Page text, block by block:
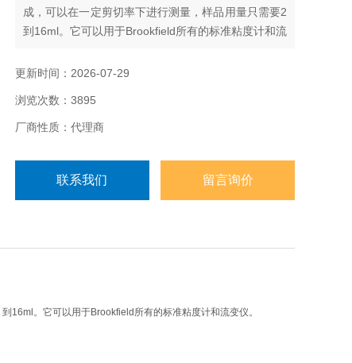
成，可以在一定剪切率下进行测量，样品用量只需要2
到16ml。它可以用于Brookfield所有的标准粘度计和流
更新时间：2026-07-29
浏览次数：3895
厂商性质：代理商
联系我们 留言询价
到 16ml 。它可以用于Brookfield 所有的标准粘度计和流变仪。